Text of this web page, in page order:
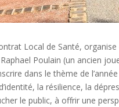
Local de Santé,
Poulain (un ancien
dans le thème de
la résilience, la
le public, à offrir une